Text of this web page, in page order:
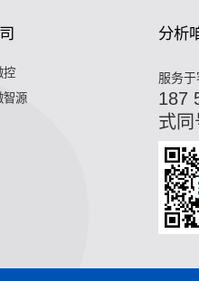
控
智源
分析
服务
187
式同